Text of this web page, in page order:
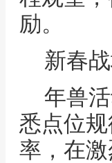
励。
新春
年兽
悉点位
率，在